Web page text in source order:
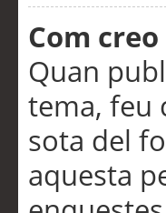
Com
Quan
tema, feu
sota del
aquesta